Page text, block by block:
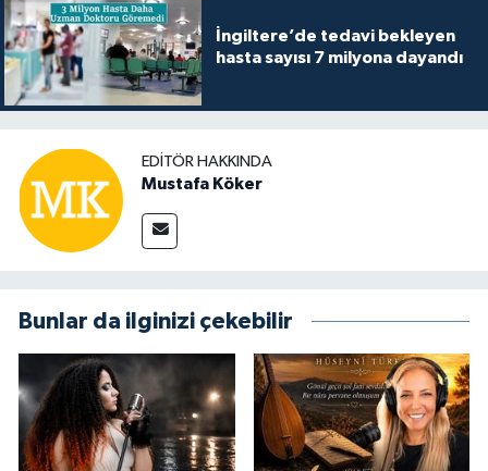
İngiltere’de tedavi bekleyen
hasta sayısı 7 milyona dayandı
EDITÖR HAKKINDA
Mustafa Köker
Bunlar da ilginizi çekebilir